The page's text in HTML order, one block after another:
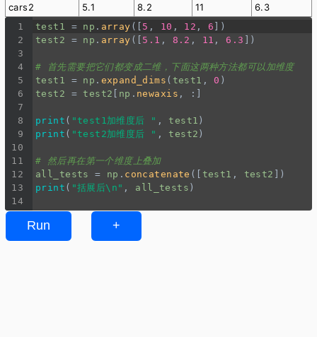
cars2
5.1 8.2 11 6.3
1 test1 = np . array ([ 5 , 10 , 12 , 6 ])
2
test2 = np . array ([ 5.1 , 8.2 , 11 , 6.3
])
3
4
# 首先需要把它们都变成二维，下面这两种方法都可以加维度
5
test1 = np . expand_dims ( test1 , 0 )
6
test2 = test2 np . newaxis , :]
7
8
print ( "test1加维度后 " , test1 )
9
print ( "test2加维度后 " , test2 )
10
11
# 然后再在第一个维度上叠加
12
all_tests = np . concatenate ([ test1 , test2
])
13
print ( "括展后\n" , all_tests )
14
Run +